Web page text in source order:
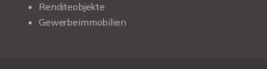
Renditeobjekte
Gewerbeimmobilien